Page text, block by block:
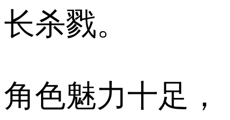
长杀戮。
角色魅力十足，